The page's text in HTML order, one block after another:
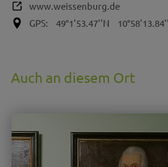
www.weissenburg.de
GPS:
49°1'53.47''N
Auch an diesem Ort